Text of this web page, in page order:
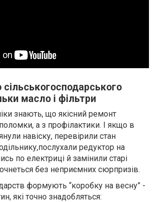
сільськогосподарського
масло і фільтри
знають, що якісний ремонт
а з профілактики. І якщо в
навіску, перевірили стан
редуктор на
по електриці й замінили старі
без неприємних сюрпризів.
формують “коробку на весну” -
які точно знадобляться: